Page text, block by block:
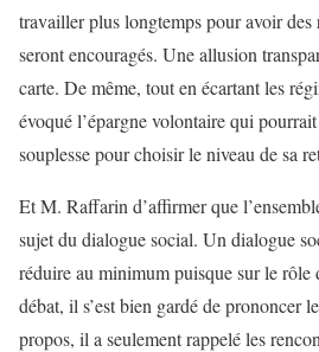
travailler plus longtemps pour avoir des
seront encouragés. Une allusion
carte. De même, tout en écartant les
évoqué l’épargne volontaire qui
souplesse pour choisir le niveau de sa
Et M. Raffarin d’affirmer que
sujet du dialogue social. Un dialogue
réduire au minimum puisque sur le rôle
débat, il s’est bien gardé de prononcer
propos, il a seulement rappelé les